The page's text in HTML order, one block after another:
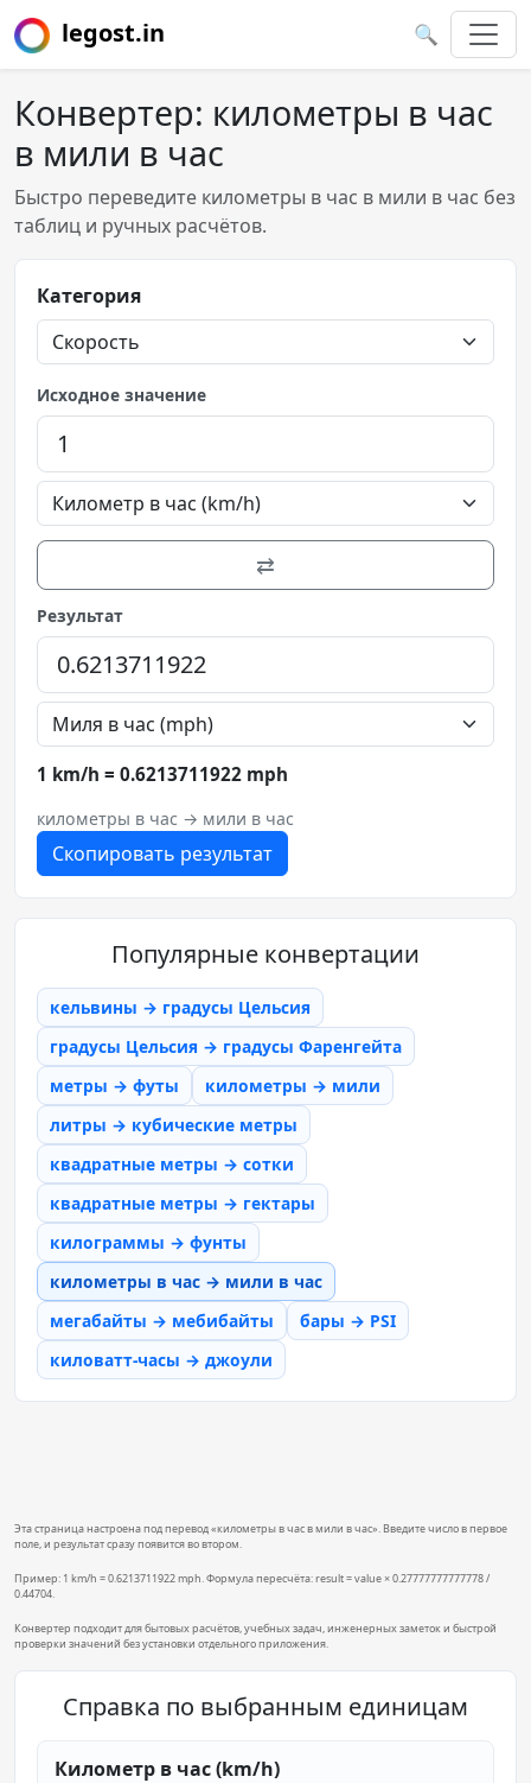
legost.in 🔍
Конвертер: километры в час
в мили в час
Быстро переведите километры в час в мили в час без
таблиц и ручных расчётов.
Категория
Исходное значение
⇄
Результат
1 km/h = 0.6213711922 mph
километры в час → мили в час
Скопировать результат
Популярные конвертации
кельвины → градусы Цельсия
градусы Цельсия → градусы Фаренгейта
метры → футы
километры → мили
литры → кубические метры
квадратные метры → сотки
квадратные метры → гектары
килограммы → фунты
километры в час → мили в час
мегабайты → мебибайты
бары → PSI
киловатт-часы → джоули
Эта страница настроена под перевод «километры в час в мили в час». Введите число в первое
поле, и результат сразу появится во втором.
Пример: 1 km/h = 0.6213711922 mph. Формула пересчёта: result = value × 0.27777777777778 /
0.44704.
Конвертер подходит для бытовых расчётов, учебных задач, инженерных заметок и быстрой
проверки значений без установки отдельного приложения.
Справка по выбранным единицам
Километр в час (km/h)